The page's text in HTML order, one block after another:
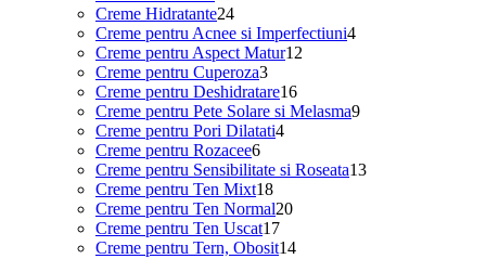
produse
Creme Hidratante2424
de
produse
Creme pentru Acnee si Imperfectiuni44
Creme pentru Aspect Matur12
Creme pentru Cuperoza33
produse
Creme pentru Deshidratare1616
produse
Creme pentru Pete Solare si Melasma99
Creme pentru Pori Dilatati44
Creme pentru Rozacee66
produse
Creme pentru Sensibilitate si Roseata1313
Creme pentru Ten Mixt1818
produse
Creme pentru Ten Normal2020
produse
Creme pentru Ten Uscat1717
produse
Creme pentru Tern, Obosit1414